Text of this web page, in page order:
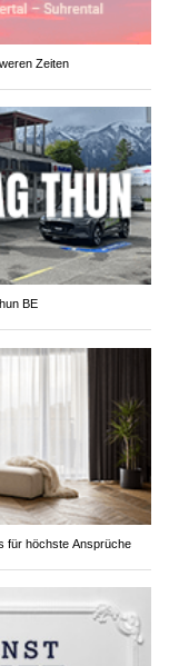
Zeiten
BE
für höchste Ansprüche